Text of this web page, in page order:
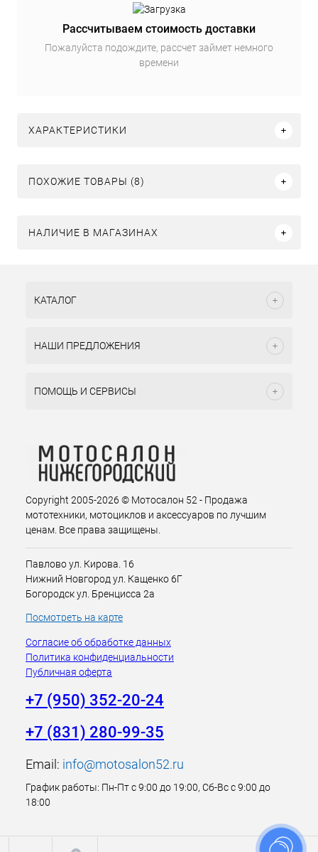
Рассчитываем стоимость доставки
Пожалуйста подождите, рассчет займет немного
времени
ХАРАКТЕРИСТИКИ
ПОХОЖИЕ ТОВАРЫ (8)
НАЛИЧИЕ В МАГАЗИНАХ
КАТАЛОГ
НАШИ ПРЕДЛОЖЕНИЯ
ПОМОЩЬ И СЕРВИСЫ
Copyright 2005-2026 © Мотосалон 52 - Продажа
мототехники, мотоциклов и аксессуаров по лучшим
ценам. Все права защищены.
Павлово ул. Кирова. 16
Нижний Новгород ул. Кащенко 6Г
Богородск ул. Бренцисса 2а
Посмотреть на карте
Согласие об обработке данных
Политика конфиденциальности
Публичная оферта
+7 (950) 352-20-24
+7 (831) 280-99-35
Email: info@motosalon52.ru
График работы: Пн-Пт с 9:00 до 19:00, Сб-Вс с 9:00 до
18:00